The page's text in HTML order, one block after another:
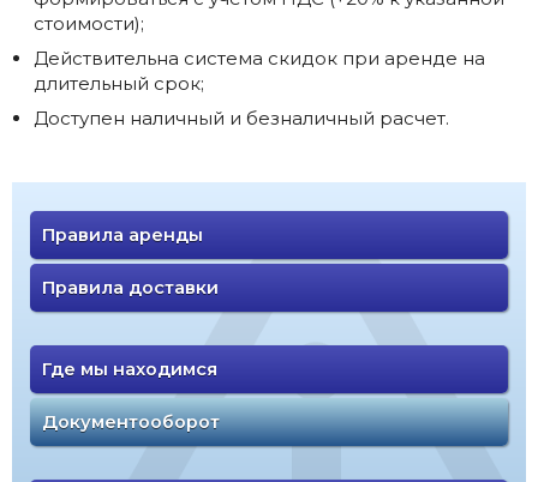
стоимости);
Действительна система скидок при аренде на
длительный срок;
Доступен наличный и безналичный расчет.
Правила аренды
Правила доставки
Где мы находимся
Документооборот